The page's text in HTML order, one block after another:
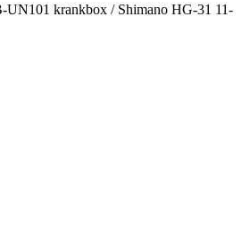
krankbox / Shimano HG-31 11-